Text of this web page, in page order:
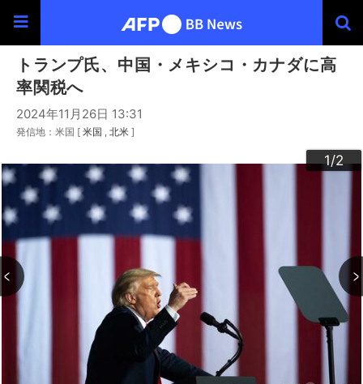
トランプ氏、中国・メキシコ・カナダに高
率関税へ
2024年11月26日 13:31
発信地：米国 [ 米国 北米 ]
1/2
2/2